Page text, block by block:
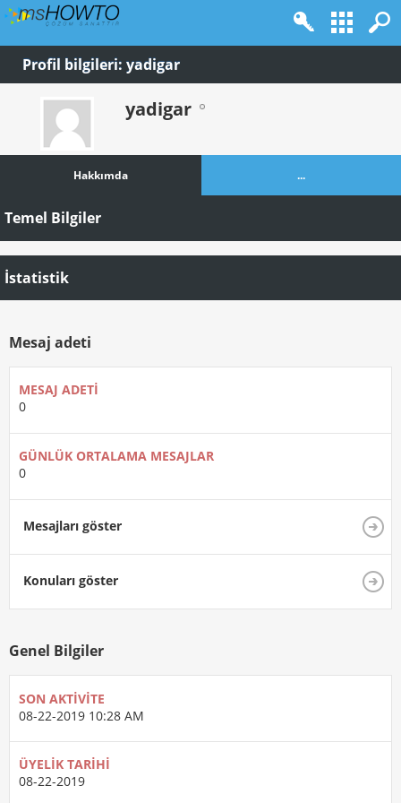
Profil bilgileri: yadigar
yadigar
Hakkımda ...
Temel Bilgiler
İstatistik
Mesaj adeti
MESAJ ADETI
0
GÜNLÜK ORTALAMA MESAJLAR
0
Mesajları göster
Konuları göster
Genel Bilgiler
SON AKTIVITE
08-22-2019 10:28 AM
ÜYELIK TARIHI
08-22-2019